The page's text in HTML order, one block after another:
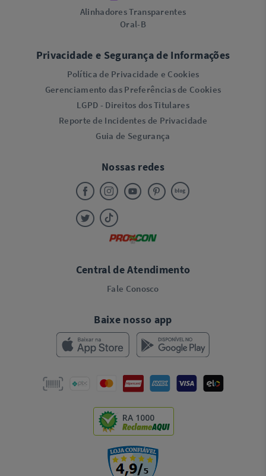
Alinhadores Transparentes
Oral-B
Privacidade e Segurança de Informações
Política de Privacidade e Cookies
Gerenciamento das Preferências de Cookies
LGPD - Direitos dos Titulares
Reporte de Incidentes de Privacidade
Guia de Segurança
Nossas redes
Central de Atendimento
Fale Conosco
Baixe nosso app
RA 1000